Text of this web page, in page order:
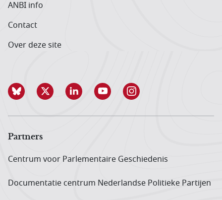
ANBI info
Contact
Over deze site
Partners
Centrum voor Parlementaire Geschiedenis
Documentatie centrum Neder­landse Politieke Partijen